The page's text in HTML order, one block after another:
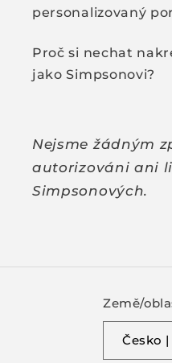
personalizovaný
Proč si nechat
jako Simpsonovi?
Nejsme žádným
autorizováni ani
Simpsonových.
Země/